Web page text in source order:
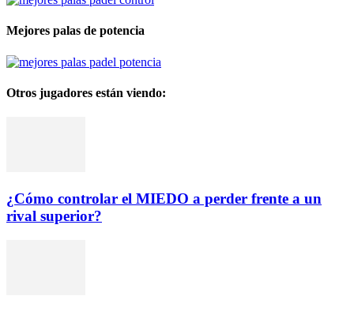
Mejores palas de potencia
Otros jugadores están viendo:
¿Cómo controlar el MIEDO a perder frente a un
rival superior?